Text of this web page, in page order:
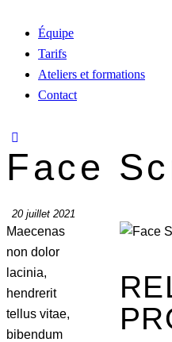
Équipe
Tarifs
Ateliers et formations
Contact
Face
20 juillet 2021
Maecenas
non dolor
lacinia,
hendrerit
tellus vitae,
bibendum